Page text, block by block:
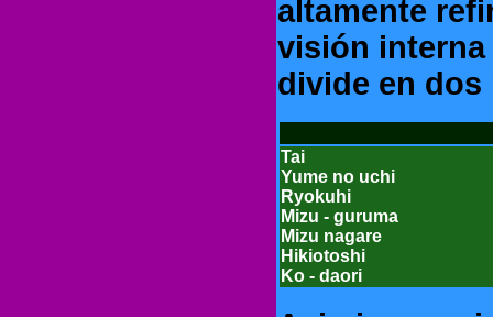
altamente
visión interna
divide en
Tai
Yume no uchi
Ryokuhi
Mizu - guruma
Mizu nagare
Hikiotoshi
Ko - daori